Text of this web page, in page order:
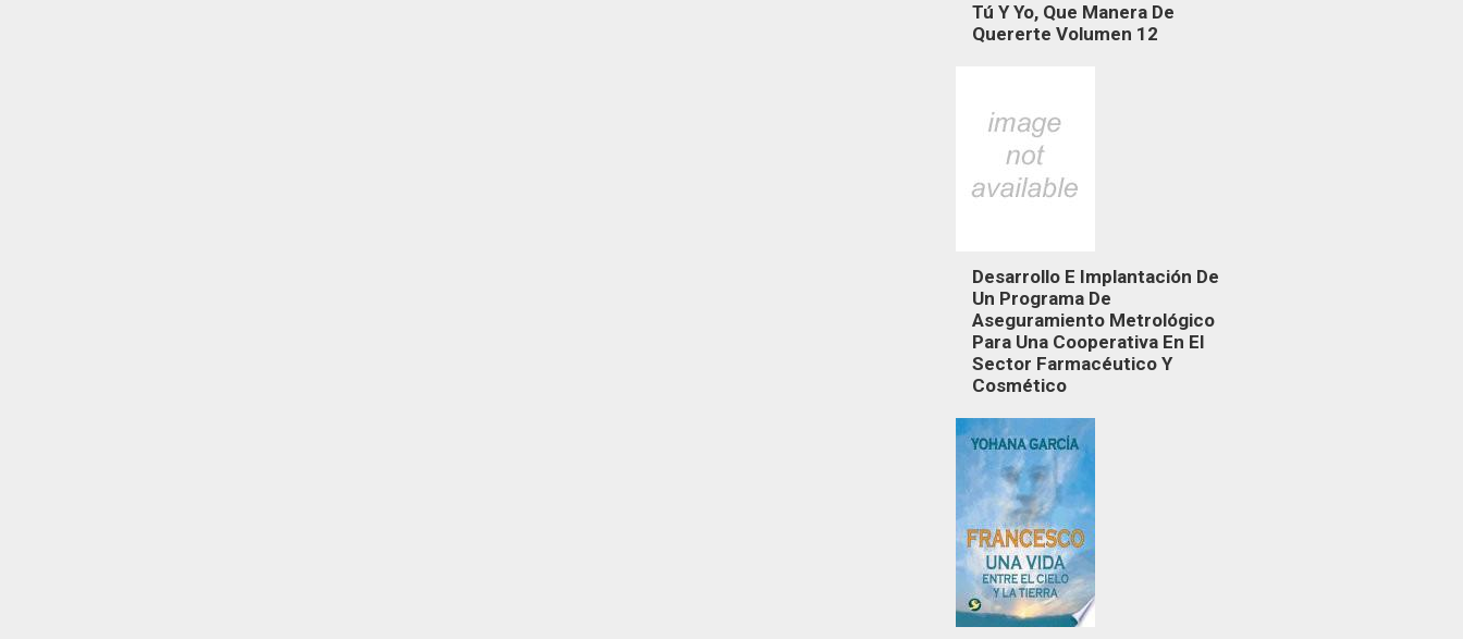
Tú Y Yo, Que Manera De
Quererte Volumen 12
Desarrollo E Implantación De
Un Programa De
Aseguramiento Metrológico
Para Una Cooperativa En El
Sector Farmacéutico Y
Cosmético